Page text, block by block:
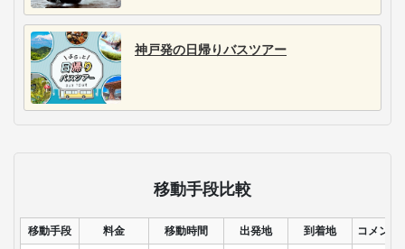
神戸発の日帰りバスツアー
移動手段比較
移動手段 料金 移動時間 出発地 到着地 コメント